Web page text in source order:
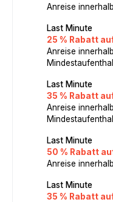
Anreise
Last Minute
25 % Rabatt
Anreise
Last Minute
35 % Rabatt
Anreise
Last Minute
50 % Rabatt
Anreise
Last Minute
35 % Rabatt